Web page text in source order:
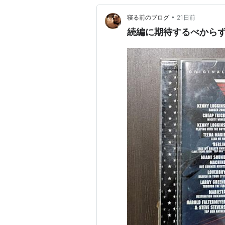
寝る前のブログ • 21日前
続編に期待するべから